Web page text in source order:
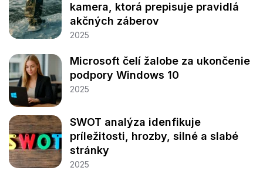
kamera, ktorá prepisuje pravidlá
akčných záberov
2025
Microsoft čelí žalobe za ukončenie
podpory Windows 10
2025
SWOT analýza idenfikuje
príležitosti, hrozby, silné a slabé
stránky
2025